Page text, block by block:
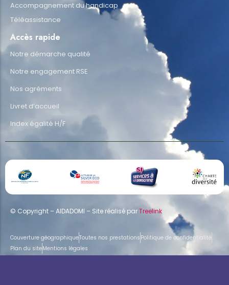
Accompagnement du handicap
Téléassistance
Accès rapide
Notre démarche qualité
Notre engagement RSE
Nos agréments
Livret d’accueil
Index égalité H/F
© Copyright – AIDADOMI – Site réalisé parTreelink
Couverture géographiqueToutes nos prestations Politique de confidentialité
Plan du siteMentions légales